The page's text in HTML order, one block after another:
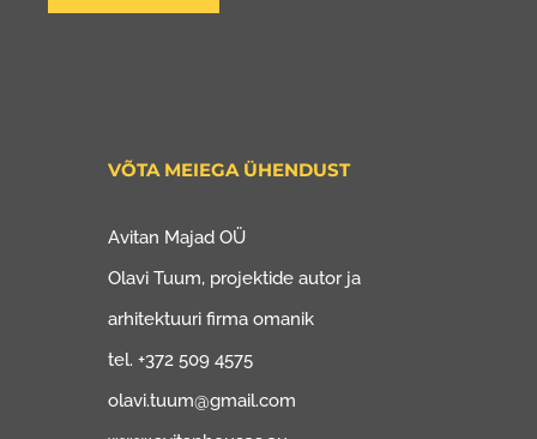
VÕTA MEIEGA ÜHENDUST
Avitan Majad OÜ
Olavi Tuum, projektide autor ja
arhitektuuri firma omanik
tel. +372 509 4575
olavi.tuum@gmail.com